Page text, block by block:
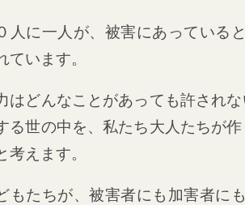
人に一人が、被害にあっている
ています。
はどんなことがあっても許され
る世の中を、私たち大人たちが
考えます。
もたちが、被害者にも加害者に